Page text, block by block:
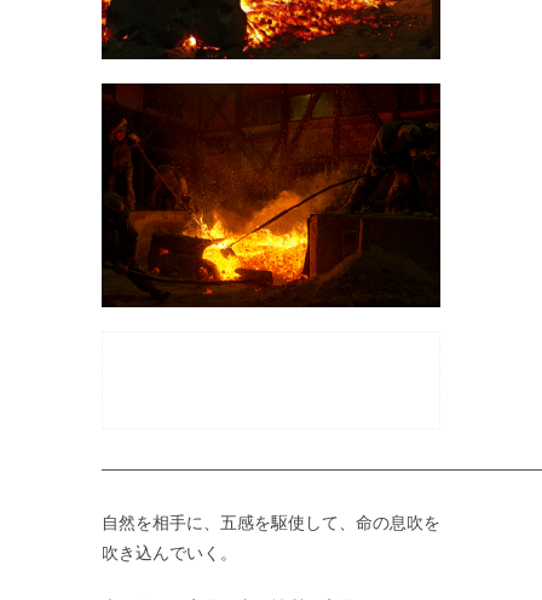
自然を相手に、五感を駆使して、命の息吹を
吹き込んでいく。